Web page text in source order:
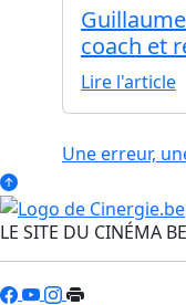
coach et
Lire l'article
Une erreur,
LE SITE DU CINÉMA